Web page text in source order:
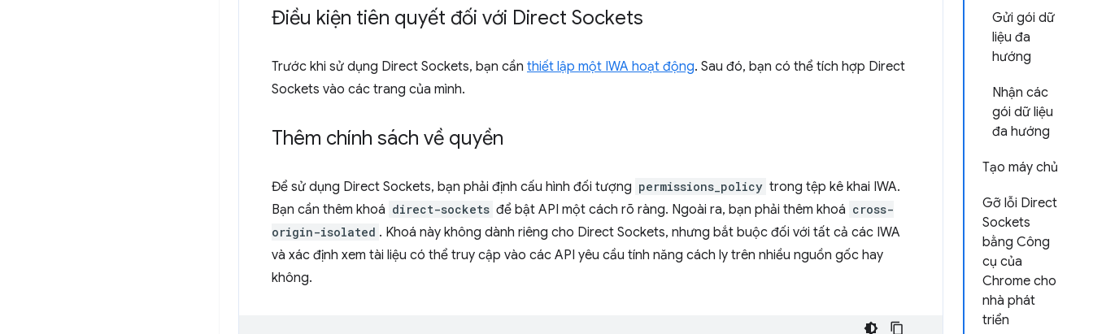
Gửi gói dữ
liệu đa
hướng
Nhận các
gói dữ liệu
đa hướng
Tạo máy chủ
Gỡ lỗi Direct
Sockets
bằng Công
cụ của
Chrome cho
nhà phát
triển
Điều kiện tiên quyết đối với Direct Sockets
Trước khi sử dụng Direct Sockets, bạn cần thiết lập một IWA hoạt động. Sau đó, bạn có thể tích hợp Direct
Sockets vào các trang của mình.
Thêm chính sách về quyền
Để sử dụng Direct Sockets, bạn phải định cấu hình đối tượng permissions_policy trong tệp kê khai IWA.
Bạn cần thêm khoá direct-sockets để bật API một cách rõ ràng. Ngoài ra, bạn phải thêm khoá cross-
origin-isolated . Khoá này không dành riêng cho Direct Sockets, nhưng bắt buộc đối với tất cả các IWA
và xác định xem tài liệu có thể truy cập vào các API yêu cầu tính năng cách ly trên nhiều nguồn gốc hay
không.